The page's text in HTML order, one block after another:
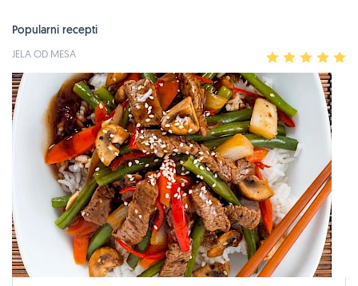
Popularni recepti
JELA OD MESA 2 3 4